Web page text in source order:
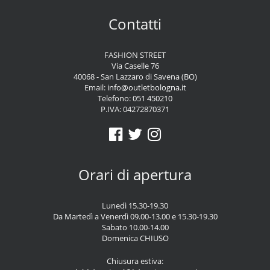
Contatti
FASHION STREET
Via Caselle 76
40068 - San Lazzaro di Savena (BO)
Email: info@outletbologna.it
Telefono:051 450210
P.IVA: 04272870371
Orari di apertura
Lunedì 15.30-19.30
Da Martedì a Venerdì 09.00-13.00 e 15.30-19.30
Sabato 10.00-14.00
Domenica CHIUSO
Chiusura estiva: